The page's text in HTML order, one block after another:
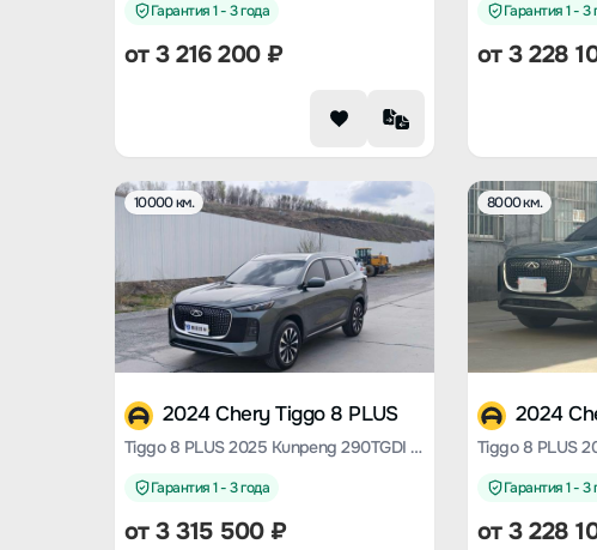
Гарантия 1 - 3 года
от3 216 200₽
Гарантия 1 - 3
от3 228
10000 км.
2024 Chery Tiggo 8 PLUS
Tiggo 8 PLUS 2025 Kunpeng 290TGDI DCT Premium Type
Гарантия 1 - 3 года
от3 315 500₽
8000 км.
2024
Гарантия 1 - 3
от3 228